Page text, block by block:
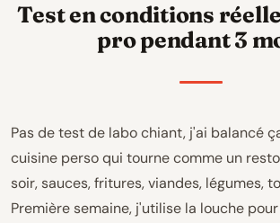
Test en conditions
pro pendant 3
Pas de test de labo chiant, j'ai balancé
cuisine perso qui tourne comme un
soir, sauces, fritures, viandes, légumes,
Première semaine, j'utilise la louche